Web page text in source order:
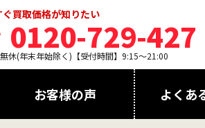
ぐ買取価格が知りたい
0120-729-427
休(年末年始除く)【受付時間】9:15～21:00
お客様の声 よくあ